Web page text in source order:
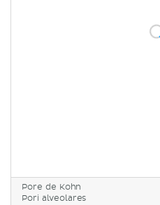
Pore de Kohn
Pori alveolares